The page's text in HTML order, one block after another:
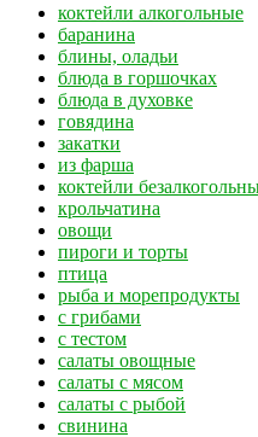
коктейли алкогольные
баранина
блины, оладьи
блюда в горшочках
блюда в духовке
говядина
закатки
из фарша
коктейли
крольчатина
овощи
пироги и торты
птица
рыба и морепродукты
с грибами
с тестом
салаты овощные
салаты с мясом
салаты с рыбой
свинина